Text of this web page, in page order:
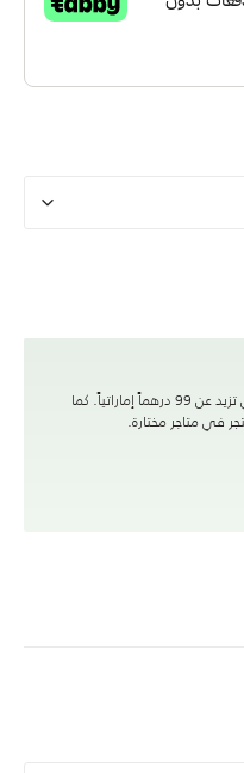
استمتع بتوصيل مجاني للطلبات التي تزيد عن 99 درهماً إماراتياً. كما
في متاجر مختارة.